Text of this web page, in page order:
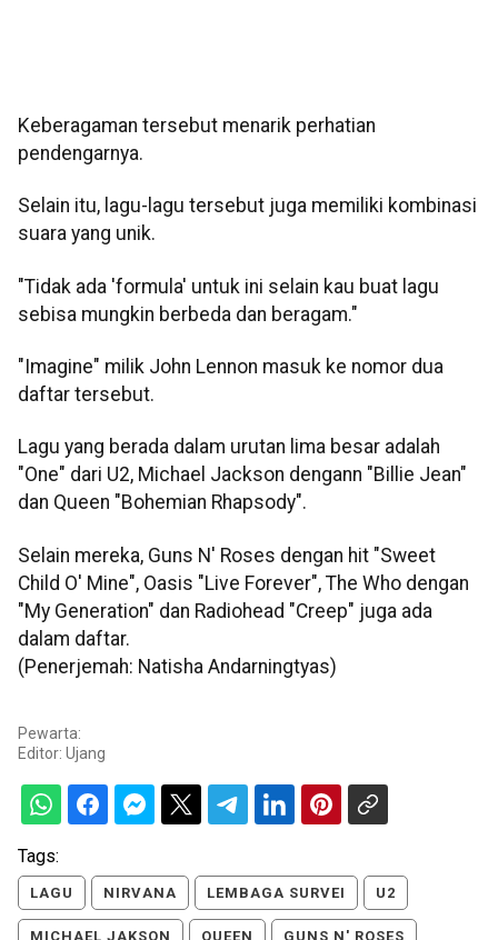
Keberagaman tersebut menarik perhatian
pendengarnya.
Selain itu, lagu-lagu tersebut juga memiliki kombinasi
suara yang unik.
"Tidak ada 'formula' untuk ini selain kau buat lagu
sebisa mungkin berbeda dan beragam."
"Imagine" milik John Lennon masuk ke nomor dua
daftar tersebut.
Lagu yang berada dalam urutan lima besar adalah
"One" dari U2, Michael Jackson dengann "Billie Jean"
dan Queen "Bohemian Rhapsody".
Selain mereka, Guns N' Roses dengan hit "Sweet
Child O' Mine", Oasis "Live Forever", The Who dengan
"My Generation" dan Radiohead "Creep" juga ada
dalam daftar.
(Penerjemah: Natisha Andarningtyas)
Pewarta:
Editor: Ujang
Tags:
LAGU NIRVANA LEMBAGA SURVEI U2
MICHAEL JAKSON QUEEN GUNS N' ROSES